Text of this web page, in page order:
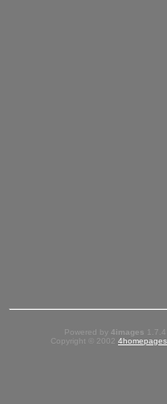
Powered by 4images 1.7.4
Copyright © 2002